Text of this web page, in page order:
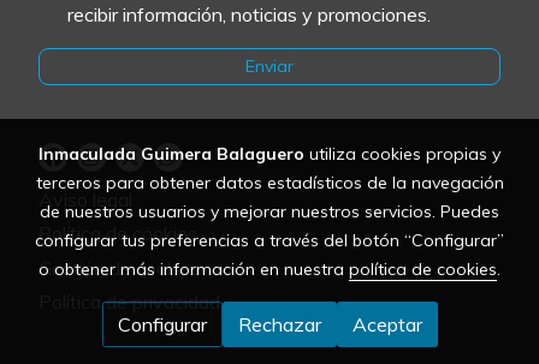
recibir información, noticias y promociones.
Enviar
Aviso legal
Política de cookies
Gestión de cookies
Política de privacidad
Inmaculada Guimera Balaguero utiliza cookies propias y
terceros para obtener datos estadísticos de la navegación
de nuestros usuarios y mejorar nuestros servicios. Puedes
configurar tus preferencias a través del botón “Configurar”
o obtener más información en nuestra política de cookies.
Configurar Rechazar Aceptar